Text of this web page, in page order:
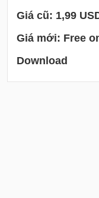
Giá cũ: 1,99
Giá mới: Free
Download